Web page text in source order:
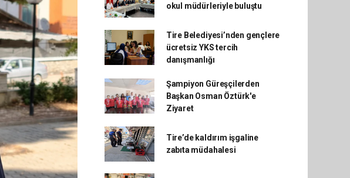
okul müdürleriyle buluştu
Tire Belediyesi’nden gençlere
ücretsiz YKS tercih
danışmanlığı
Şampiyon Güreşçilerden
Başkan Osman Öztürk'e
Ziyaret
Tire’de kaldırım işgaline
zabıta müdahalesi